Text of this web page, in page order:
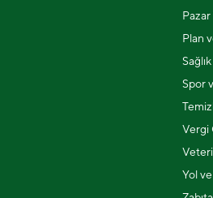
Plan
Sağlık
Spor
Vergi
Yol ve